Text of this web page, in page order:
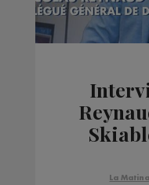
La